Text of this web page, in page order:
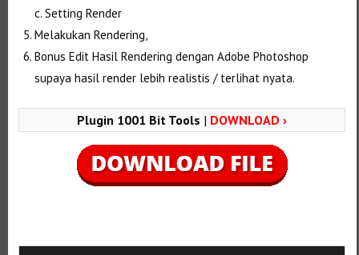
c. Setting Render
Melakukan Rendering,
Bonus Edit Hasil Rendering dengan Adobe Photoshop
supaya hasil render lebih realistis / terlihat nyata.
Plugin 1001 Bit Tools | DOWNLOAD ›